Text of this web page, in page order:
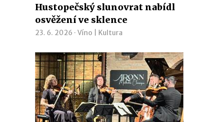
Hustopečský slunovrat nabídl
osvěžení ve sklence
23. 6. 2026 · Víno Kultura